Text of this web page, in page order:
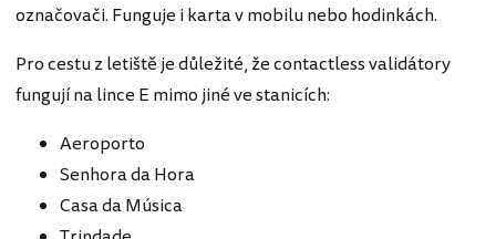
označovači. Funguje i karta v mobilu nebo hodinkách.
Pro cestu z letiště je důležité, že contactless validátory
fungují na lince E mimo jiné ve stanicích:
Aeroporto
Senhora da Hora
Casa da Música